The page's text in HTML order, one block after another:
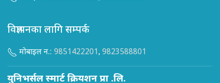
विज्ञापनका लागि सम्पर्क
मोबाइल न.: 9851422201, 9823588801
युनिभर्सल स्मार्ट क्रियशन प्रा .लि.